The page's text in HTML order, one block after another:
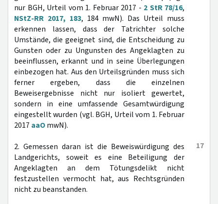
nur BGH, Urteil vom 1. Februar 2017 - 2 StR 78/16,
NStZ-RR 2017, 183, 184 mwN). Das Urteil muss
erkennen lassen, dass der Tatrichter solche
Umstände, die geeignet sind, die Entscheidung zu
Gunsten oder zu Ungunsten des Angeklagten zu
beeinflussen, erkannt und in seine Überlegungen
einbezogen hat. Aus den Urteilsgründen muss sich
ferner ergeben, dass die einzelnen
Beweisergebnisse nicht nur isoliert gewertet,
sondern in eine umfassende Gesamtwürdigung
eingestellt wurden (vgl. BGH, Urteil vom 1. Februar
2017 aaOmwN).
17
2. Gemessen daran ist die Beweiswürdigung des
Landgerichts, soweit es eine Beteiligung der
Angeklagten an dem Tötungsdelikt nicht
festzustellen vermocht hat, aus Rechtsgründen
nicht zu beanstanden.